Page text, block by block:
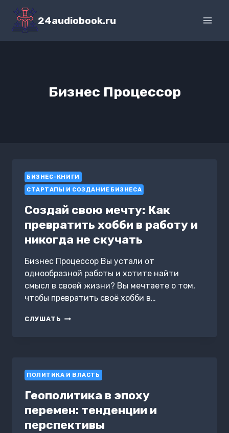
Перейти
содержимому
24audiobook.ru
Бизнес Процессор
БИЗНЕС-КНИГИ
СТАРТАПЫ И СОЗДАНИЕ БИЗНЕСА
Создай свою мечту: Как
превратить хобби в работу и
никогда не скучать
Бизнес Процессор Вы устали от
однообразной работы и хотите найти
смысл в своей жизни? Вы мечтаете о том,
чтобы превратить своё хобби в…
СЛУШАТЬ СОЗДАЙ
В
И
НЕ
СКУЧАТЬ
ПОЛИТИКА И ВЛАСТЬ
Геополитика в эпоху
перемен: тенденции и
перспективы